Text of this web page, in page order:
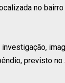
no
previsto